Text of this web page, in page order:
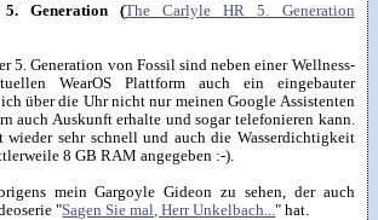
5. Generation (The Carlyle HR 5. Generation
5. Generation von Fossil sind neben einer Wellness-
WearOS Plattform auch ein eingebauter
ich über die Uhr nicht nur meinen Google Assistenten
auch Auskunft erhalte und sogar telefonieren kann.
sehr schnell und auch die Wasserdichtigkeit
8 GB RAM angegeben :-).
mein Gargoyle Gideon zu sehen, der auch
"Sagen Sie mal, Herr Unkelbach..." hat.